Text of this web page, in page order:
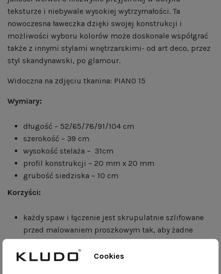
teksturze i niebywale wysokiej wytrzymałości. Ta
nowoczesna ławeczka dzięki swojej konstrukcji i
możliwości wyboru kolorów może doskonale współgrać
także z innymi stylami wnętrzarskimi- od art deco, przez
styl skandynawski, po glamour.
Widoczna na zdjęciu tkanina: PIANO 15
Wymiary:
długość – 52/65/78/91/104 cm
szerokość – 39 cm
wysokość stelaża – 31cm
profil konstrukcji – 20 mm x 20 mm
grubość siedziska – 10 cm
Korzyści:
każdy spaw i łączenie jest skrupulatnie szlifowane
przed malowaniem proszkowym tak, aby żadne
niedoskonałości nie wpłynęły na estetykę produktu;
dostępność różnych kolorów;
Cookies